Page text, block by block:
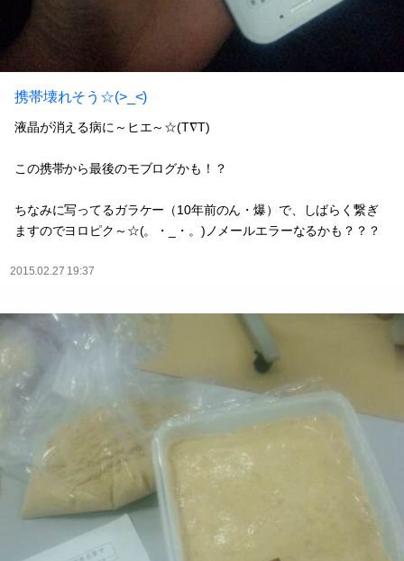
携帯壊れそう☆(>_<)
液晶が消える病に～ヒエ～☆(T∇T)
この携帯から最後のモブログかも！？
ちなみに写ってるガラケー（10年前のん・爆）で、しばらく繋ぎ
ますのでヨロピク～☆(。・_・。)ノメールエラーなるかも？？？
2015.02.27 19:37